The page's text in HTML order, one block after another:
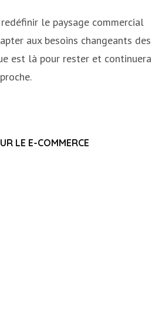
le paysage commercial
aux besoins changeants des
est là pour rester et continuera
LE E-COMMERCE